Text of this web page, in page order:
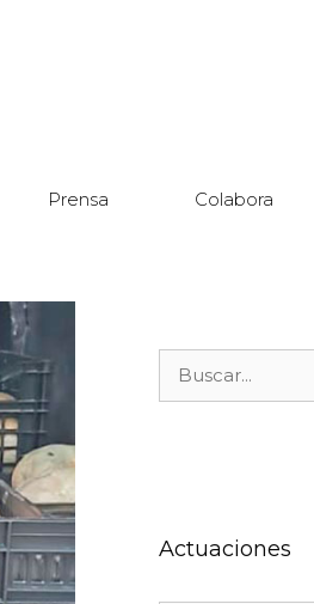
Prensa Colabora
Actuaciones